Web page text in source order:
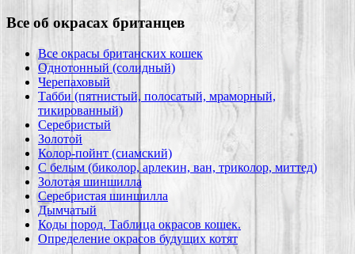
Все об окрасах британцев
Все окрасы британских кошек
Однотонный (солидный)
Черепаховый
Табби (пятнистый, полосатый, мраморный,
тикированный)
Серебристый
Золотой
Колор-пойнт (сиамский)
С белым (биколор, арлекин, ван, триколор, миттед)
Золотая шиншилла
Серебристая шиншилла
Дымчатый
Коды пород. Таблица окрасов кошек.
Определение окрасов будущих котят